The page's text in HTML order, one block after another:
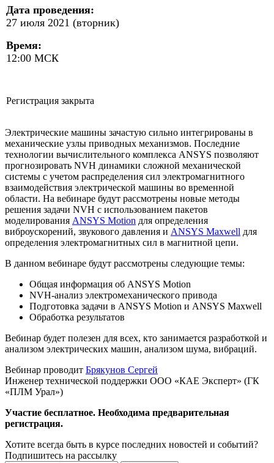
Дата проведения:
27 июля 2021 (вторник)
Время:
12:00 МСК
Регистрация закрыта
Электрические машины зачастую сильно интегрированы в
механические узлы приводных механизмов. Последние
технологии вычислительного комплекса ANSYS позволяют
прогнозировать NVH динамики сложной механической
системы с учетом распределения сил электромагнитного
взаимодействия электрической машины во временной
области. На вебинаре будут рассмотрены новые методы
решения задачи NVH с использованием пакетов
моделирования ANSYS Motion для определения
виброускорений, звукового давления и ANSYS Maxwell для
определения электромагнитных сил в магнитной цепи.
В данном вебинаре будут рассмотрены следующие темы:
Общая информация об ANSYS Motion
NVH-анализ электромеханического привода
Подготовка задачи в ANSYS Motion и ANSYS Maxwell
Обработка результатов
Вебинар будет полезен для всех, кто занимается разработкой и
анализом электрических машин, анализом шума, вибраций.
Вебинар проводит Брякунов Сергей
Инженер технической поддержки ООО «КАЕ Эксперт» (ГК
«ПЛМ Урал»)
Участие бесплатное. Необходима предварительная
регистрация.
Хотите всегда быть в курсе последних новостей и событий?
Подпишитесь на рассылку